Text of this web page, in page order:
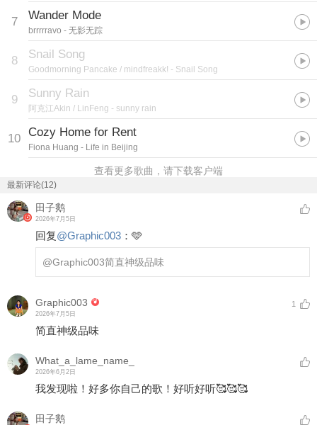
7 Wander Mode
brrrrravo - 无影无踪
8 Snail Song
Goodmorning Pancake / mindfreakk! - Snail Song
9 Sunny Rain
阿克江Akin / LinFeng - sunny rain
10 Cozy Home for Rent
Fiona Huang - Life in Beijing
查看更多歌曲，请下载客户端
最新评论(12)
田子鹅
2026年7月5日
回复@Graphic003 ： 🩵
@Graphic003简直神级品味
Graphic003
2026年7月5日
1
简直神级品味
What_a_lame_name_
2026年6月2日
我发现啦！好多你自己的歌！好听好听🥰🥰🥰
田子鹅